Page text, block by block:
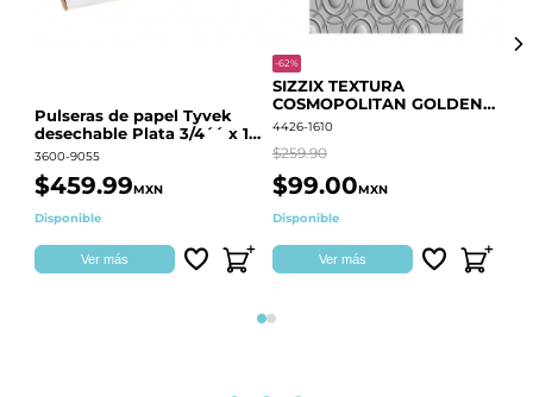
Pulseras de papel Tyvek
desechable Plata 3/4´´ x 10
´´
3600-9055
$459.99MXN
Disponible
Ver más
-62%
SIZZIX TEXTURA
COSMOPOLITAN GOLDEN
RINGS S.PARK 666700
4426-1610
$259.90
$99.00MXN
Disponible
Ver más
Página 1
Página 2